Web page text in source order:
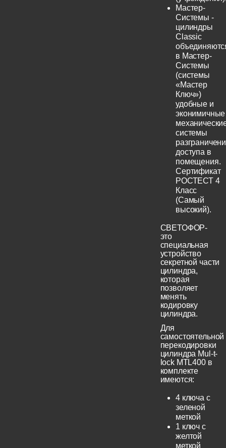
Мастер-
Системы -
цилиндры
Classic
в Мастер-
Системы
(системы
«Мастер
Ключ»)
удобные и
эконимичные
системы
доступа в
помещения.
Сертификат
РОСТЕСТ 4
Класс
(Самый
высокий).
СВЕТОФОР-
это
специальная
устройство
секретной части
цилиндра,
которая
позволяет
менять
кодировку
цилиндра.
Для
самостоятельной
перекодировки
цилиндра Mul-t-
lock MTL400 в
комплекте
имеются:
4 ключа с
зеленой
меткой
1 ключ с
желтой
меткой